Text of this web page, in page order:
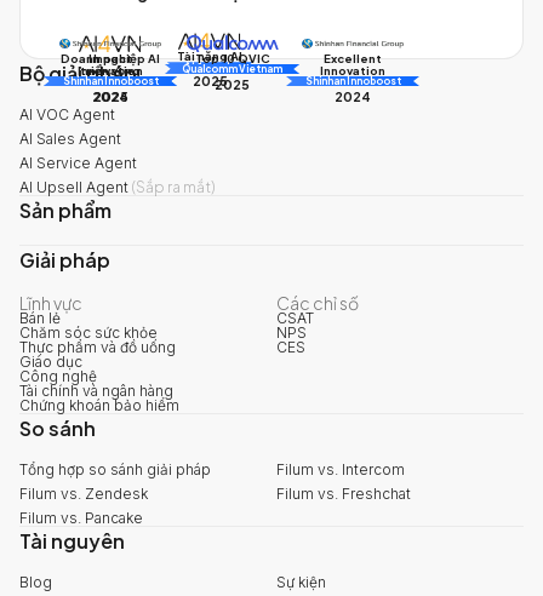
Doanh nghiệp AI
triển vọng
AI Awards
2025
Tài năng AI
AI Awards
2025
Excellent
Innovation
Shinhan Innoboost
2024
Impact
Innovation
Shinhan Innoboost
2024
Top 10 QVIC
Qualcomm Vietnam
2025
Bộ giải pháp
AI VOC Agent
AI Sales Agent
AI Service Agent
AI Upsell Agent (Sắp ra mắt)
Sản phẩm
Giải pháp
Lĩnh vực
Bán lẻ
Chăm sóc sức khỏe
Thực phẩm và đồ uống
Giáo dục
Công nghệ
Tài chính và ngân hàng
Chứng khoán bảo hiểm
Các chỉ số
CSAT
NPS
CES
So sánh
Tổng hợp so sánh giải pháp
Filum vs. Intercom
Filum vs. Zendesk
Filum vs. Freshchat
Filum vs. Pancake
Tài nguyên
Blog
Sự kiện